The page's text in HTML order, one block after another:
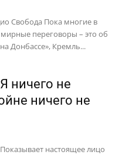
Свобода Пока многие в
переговоры – это об
Донбассе», Кремль...
ничего не
ничего не
настоящее лицо